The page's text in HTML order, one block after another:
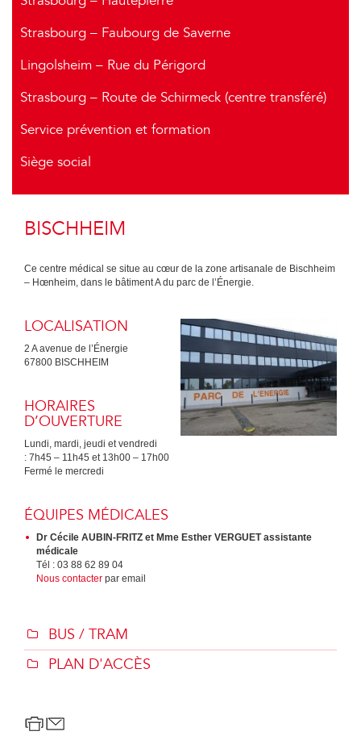
Strasbourg – Faubourg de Saverne
Lingolsheim – Rue du Périgord
Strasbourg – Route de Schirmeck (centre transféré)
Service prévention et formation
Siège social
BISCHHEIM
Ce centre médical se situe au cœur de la zone artisanale de Bischheim
– Hœnheim, dans le bâtiment A du parc de l’Énergie.
LOCALISATION
2 A avenue de l’Énergie
67800 BISCHHEIM
HORAIRES
D’OUVERTURE
Lundi, mardi, jeudi et vendredi
: 7h45 – 11h45 et 13h00 – 17h00
Fermé le mercredi
ÉQUIPES MÉDICALES
Dr Cécile AUBIN-FRITZ et Mme Esther VERGUET assistante
médicale
Tél : 03 88 62 89 04
Nous contacter par email
BUS / TRAM
PLAN D'ACCÈS